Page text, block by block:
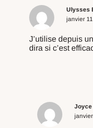
Ulysses
janvier
J’utilise depuis
dira si c’est
Joyce